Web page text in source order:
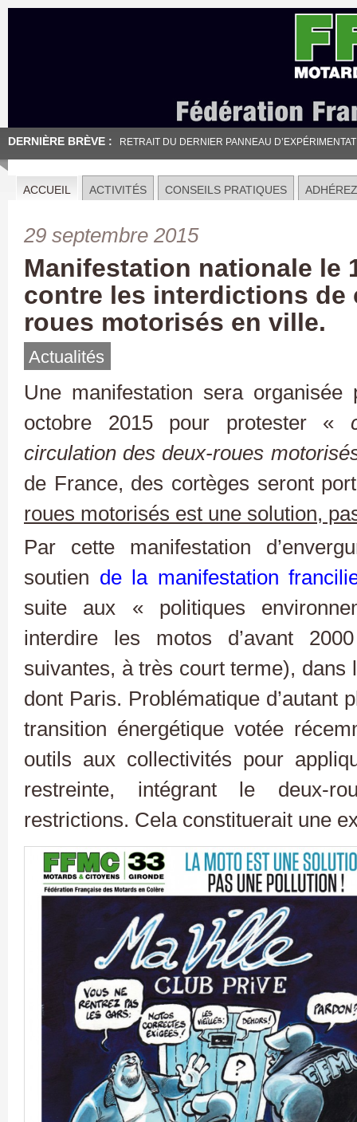
DERNIÈRE BRÈVE : RETRAIT DU DERNIER PANNEAU
ACCUEIL ACTIVITÉS CONSEILS PRATIQUES ADHÉREZ
29 septembre 2015
Manifestation nationale le
contre les interdictions de
roues motorisés en ville.
Actualités
Une manifestation sera
octobre 2015 pour protester «
circulation des deux-roues
de France, des cortèges seront
roues motorisés est une solution,
Par cette manifestation
soutien de la manifestation
suite aux « politiques
interdire les motos d’avant
suivantes, à très court terme), dans
dont Paris. Problématique d’autant
transition énergétique votée
outils aux collectivités pour
restreinte, intégrant le deux-
restrictions. Cela constituerait une